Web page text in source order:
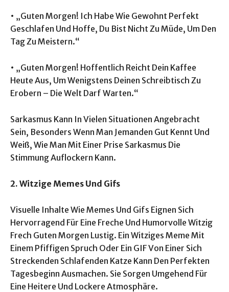
• „Guten Morgen! Ich Habe Wie Gewohnt Perfekt
Geschlafen Und Hoffe, Du Bist Nicht Zu Müde, Um Den
Tag Zu Meistern.“
• „Guten Morgen! Hoffentlich Reicht Dein Kaffee
Heute Aus, Um Wenigstens Deinen Schreibtisch Zu
Erobern – Die Welt Darf Warten.“
Sarkasmus Kann In Vielen Situationen Angebracht
Sein, Besonders Wenn Man Jemanden Gut Kennt Und
Weiß, Wie Man Mit Einer Prise Sarkasmus Die
Stimmung Auflockern Kann.
2. Witzige Memes Und Gifs
Visuelle Inhalte Wie Memes Und Gifs Eignen Sich
Hervorragend Für Eine Freche Und Humorvolle Witzig
Frech Guten Morgen Lustig. Ein Witziges Meme Mit
Einem Pfiffigen Spruch Oder Ein GIF Von Einer Sich
Streckenden Schlafenden Katze Kann Den Perfekten
Tagesbeginn Ausmachen. Sie Sorgen Umgehend Für
Eine Heitere Und Lockere Atmosphäre.